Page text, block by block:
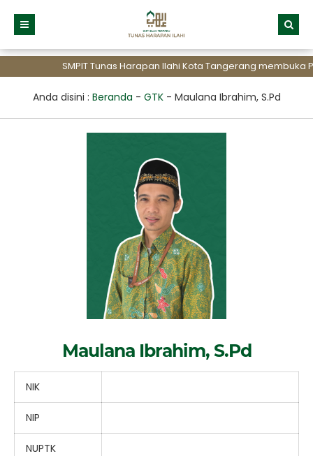
SMPIT Tunas Harapan Ilahi Kota Tangerang
Anda disini : Beranda - GTK- Maulana Ibrahim, S.Pd
Maulana Ibrahim, S.Pd
NIK
NIP
NUPTK